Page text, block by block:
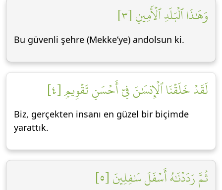
وَهَٰذَا ٱلۡبَلَدِ ٱلۡأَمِينِ [٣]
Bu güvenli şehre (Mekke’ye) andolsun ki.
لَقَدۡ خَلَقۡنَا ٱلۡإِنسَٰنَ فِيٓ أَحۡسَنِ تَقۡوِيمٖ [٤]
Biz, gerçekten insanı en güzel bir biçimde
yarattık.
ثُمَّ رَدَدۡنَٰهُ أَسۡفَلَ سَٰفِلِينَ [٥]